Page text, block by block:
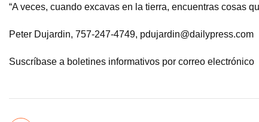
“A veces, cuando excavas en la tierra, encuentras cosas
Peter Dujardin, 757-247-4749, pdujardin@dailypress.com
Suscríbase a boletines informativos por correo electrónico